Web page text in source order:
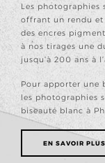
Les
offrant un rendu
des encres
à nos tirages une
jusqu’à 200 ans à
Pour apporter une
les photographies
biseauté blanc à
EN SAVOIR